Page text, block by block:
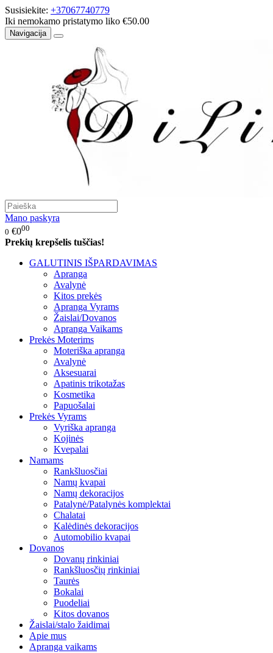
Susisiekite: +37067740779
Iki nemokamo pristatymo liko €50.00
Navigacija
Mano paskyra
0 €000
Prekių krepšelis tuščias!
GALUTINIS IŠPARDAVIMAS
Apranga
Avalynė
Kitos prekės
Apranga Vyrams
Žaislai/Dovanos
Apranga Vaikams
Prekės Moterims
Moteriška apranga
Avalynė
Aksesuarai
Apatinis trikotažas
Kosmetika
Papuošalai
Prekės Vyrams
Vyriška apranga
Kojinės
Kvepalai
Namams
Rankšluosčiai
Namų kvapai
Namų dekoracijos
Patalynė/Patalynės komplektai
Chalatai
Kalėdinės dekoracijos
Automobilio kvapai
Dovanos
Dovanų rinkiniai
Rankšluosčių rinkiniai
Taurės
Bokalai
Puodeliai
Kitos dovanos
Žaislai/stalo žaidimai
Apie mus
Apranga vaikams